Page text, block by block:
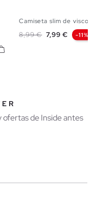
Camiseta slim de viscosa
Precio base
8,99 € Precio
7,99 € -11%
ofertas de Inside antes